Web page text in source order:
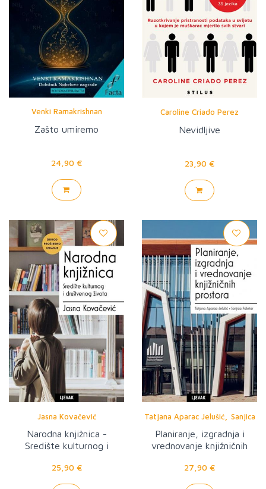
Venki Ramakrishnan
Zašto umiremo
24,90 €
Caroline Criado Perez
Nevidljive
23,90 €
Jasna Kovačević
Narodna knjižnica -
Središte kulturnog i
25,90 €
Tatjana Aparac Jelušić,
Sanjica
Faletar
Planiranje, izgradnja i
vrednovanje knjižničnih
27,90 €